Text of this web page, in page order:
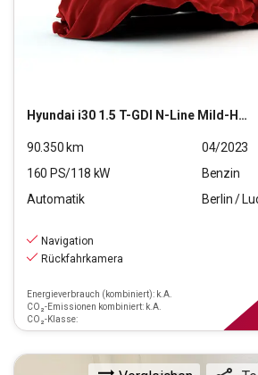
Hyundai i30 1.5 T-GDI N-Line Mild-Hybrid
90.350 km
04/2023
160 PS/118 kW
Benzin
Automatik
Berlin /
Navigation
Rückfahrkamera
Energieverbrauch (kombiniert): k.A.
CO₂-Emissionen kombiniert: k.A.
CO₂-Klasse: